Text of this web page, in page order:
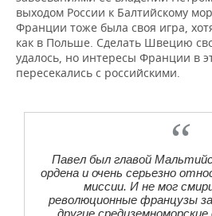
выходом России к Балтийскому
Франции тоже была своя игра,
как в Польше. Сделать Швецию
удалось, но интересы Франции в
пересекались с российскими.
Павел был главой
ордена и очень серьезно
миссии. И не мог
революционные французы
другие